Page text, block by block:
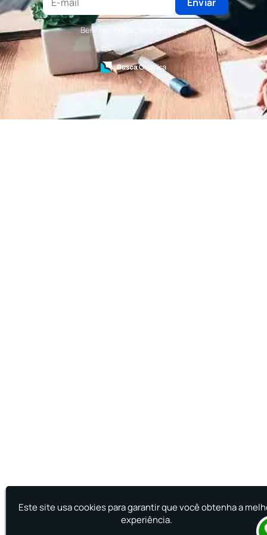
Terceirização de Serviços de Recepcionistas
Treinamento de Bombeiro Civil
Treinamento de Bombeiros
Treinamento de Brigada
Treinamento de Brigada de Emergência
Treinamento de Brigada de Incêndio
Treinamento de Brigada de Incêndio Valor
Treinamento de Brigadista de Incêndio
Treinamento de Combate a Incêndio NR 23
Benfire - Proteção e Serviços
Este site usa cookies para garantir que você obtenha a
experiência.